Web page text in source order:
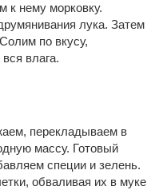
к нему морковку.
лука. Затем
по вкусу,
влага.
перекладываем в
массу. Готовый
специи и зелень.
обваливая их в муке